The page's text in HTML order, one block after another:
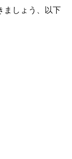
ましょう、以下